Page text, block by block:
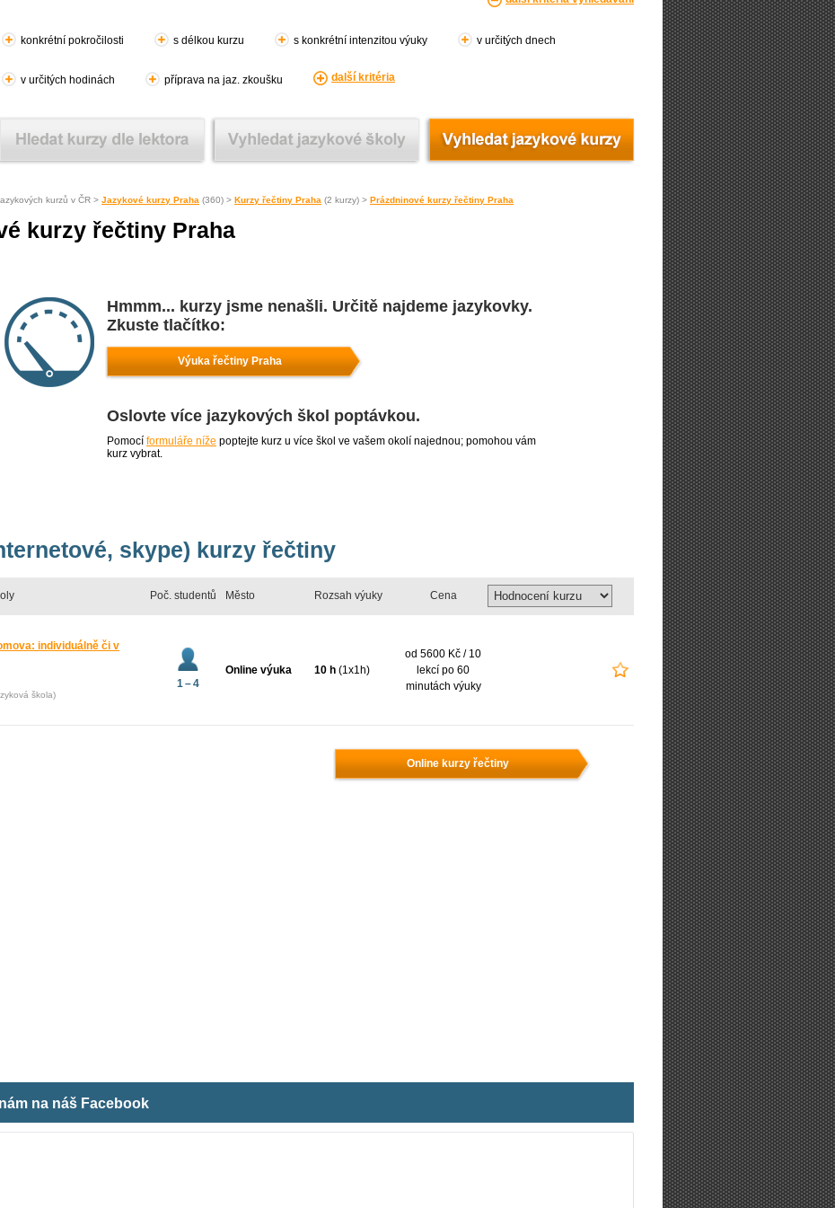
konkrétní pokročilosti s délkou kurzu s konkrétní intenzitou výuky v určitých dnech
v určitých hodinách příprava na jaz. zkoušku další kritéria
kurzů v ČR > Jazykové kurzy Praha (360) > Kurzy řečtiny Praha (2 kurzy) > Prázdninové kurzy řečtiny Praha
kurzy řečtiny Praha
Hmmm... kurzy jsme nenašli. Určitě najdeme jazykovky.
Zkuste tlačítko:
Výuka řečtiny Praha
Oslovte více jazykových škol poptávkou.
Pomocí formuláře níže poptejte kurz u více škol ve vašem okolí najednou; pomohou vám
kurz vybrat.
skype) kurzy řečtiny
Poč. studentů Město Rozsah výuky Cena
individuálně či v
škola)
1 – 4
Online výuka 10 h (1x1h)
od 5600 Kč / 10
lekcí po 60
minutách výuky
Online kurzy řečtiny
na náš Facebook